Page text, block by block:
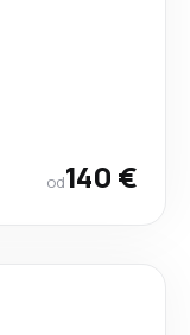
od140 €